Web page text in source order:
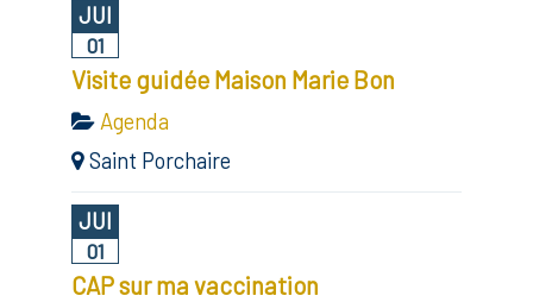
JUI
01
Visite guidée Maison Marie Bon
Agenda
Saint Porchaire
JUI
01
CAP sur ma vaccination